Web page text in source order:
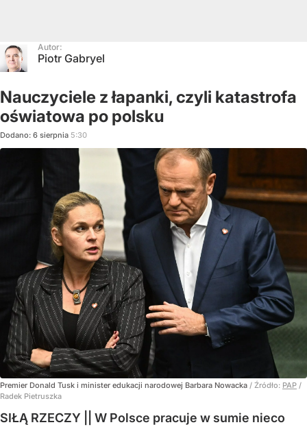
Autor:
Piotr Gabryel
Nauczyciele z łapanki, czyli katastrofa
oświatowa po polsku
Dodano: 6 sierpnia 5:30
Premier Donald Tusk i minister edukacji narodowej Barbara Nowacka / Źródło: PAP /
Radek Pietruszka
SIŁĄ RZECZY || W Polsce pracuje w sumie nieco